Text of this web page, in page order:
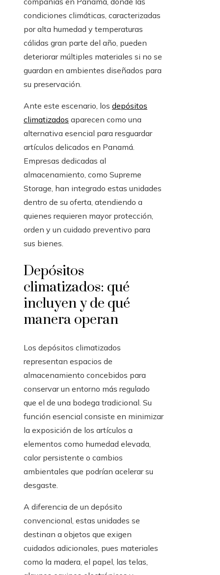
condiciones climáticas, caracterizadas
por alta humedad y temperaturas
cálidas gran parte del año, pueden
deteriorar múltiples materiales si no se
guardan en ambientes diseñados para
su preservación.
Ante este escenario, los depósitos
climatizados aparecen como una
alternativa esencial para resguardar
artículos delicados en Panamá.
Empresas dedicadas al
almacenamiento, como Supreme
Storage, han integrado estas unidades
dentro de su oferta, atendiendo a
quienes requieren mayor protección,
orden y un cuidado preventivo para
sus bienes.
Depósitos
climatizados: qué
incluyen y de qué
manera operan
Los depósitos climatizados
representan espacios de
almacenamiento concebidos para
conservar un entorno más regulado
que el de una bodega tradicional. Su
función esencial consiste en minimizar
la exposición de los artículos a
elementos como humedad elevada,
calor persistente o cambios
ambientales que podrían acelerar su
desgaste.
A diferencia de un depósito
convencional, estas unidades se
destinan a objetos que exigen
cuidados adicionales, pues materiales
como la madera, el papel, las telas,